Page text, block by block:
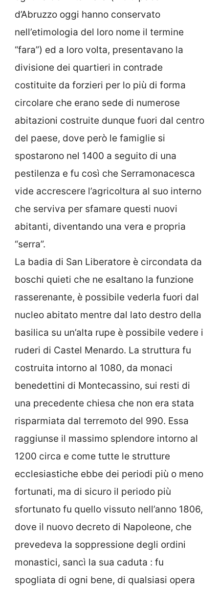
d’Abruzzo oggi hanno conservato
nell’etimologia del loro nome il termine
“fara”) ed a loro volta, presentavano la
divisione dei quartieri in contrade
costituite da forzieri per lo più di forma
circolare che erano sede di numerose
abitazioni costruite dunque fuori dal centro
del paese, dove però le famiglie si
spostarono nel 1400 a seguito di una
pestilenza e fu così che Serramonacesca
vide accrescere l’agricoltura al suo interno
che serviva per sfamare questi nuovi
abitanti, diventando una vera e propria
“serra”.
La badia di San Liberatore è circondata da
boschi quieti che ne esaltano la funzione
rasserenante, è possibile vederla fuori dal
nucleo abitato mentre dal lato destro della
basilica su un’alta rupe è possibile vedere i
ruderi di Castel Menardo. La struttura fu
costruita intorno al 1080, da monaci
benedettini di Montecassino, sui resti di
una precedente chiesa che non era stata
risparmiata dal terremoto del 990. Essa
raggiunse il massimo splendore intorno al
1200 circa e come tutte le strutture
ecclesiastiche ebbe dei periodi più o meno
fortunati, ma di sicuro il periodo più
sfortunato fu quello vissuto nell’anno 1806,
dove il nuovo decreto di Napoleone, che
prevedeva la soppressione degli ordini
monastici, sancì la sua caduta : fu
spogliata di ogni bene, di qualsiasi opera